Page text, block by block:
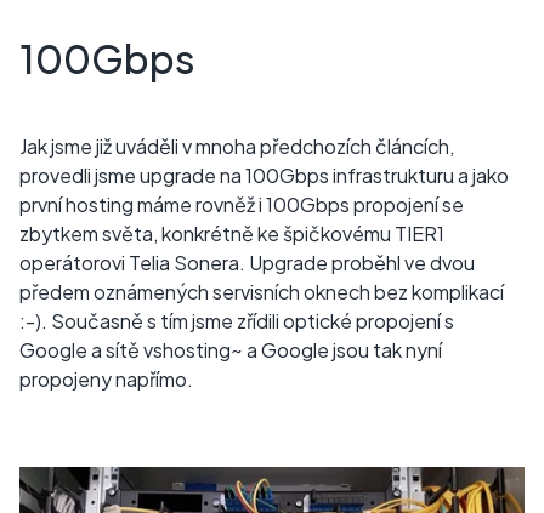
100Gbps
Jak jsme již uváděli v mnoha předchozích článcích,
provedli jsme upgrade na 100Gbps infrastrukturu a jako
první hosting máme rovněž i 100Gbps propojení se
zbytkem světa, konkrétně ke špičkovému TIER1
operátorovi Telia Sonera. Upgrade proběhl ve dvou
předem oznámených servisních oknech bez komplikací
:-). Současně s tím jsme zřídili optické propojení s
Google a sítě vshosting~ a Google jsou tak nyní
propojeny napřímo.